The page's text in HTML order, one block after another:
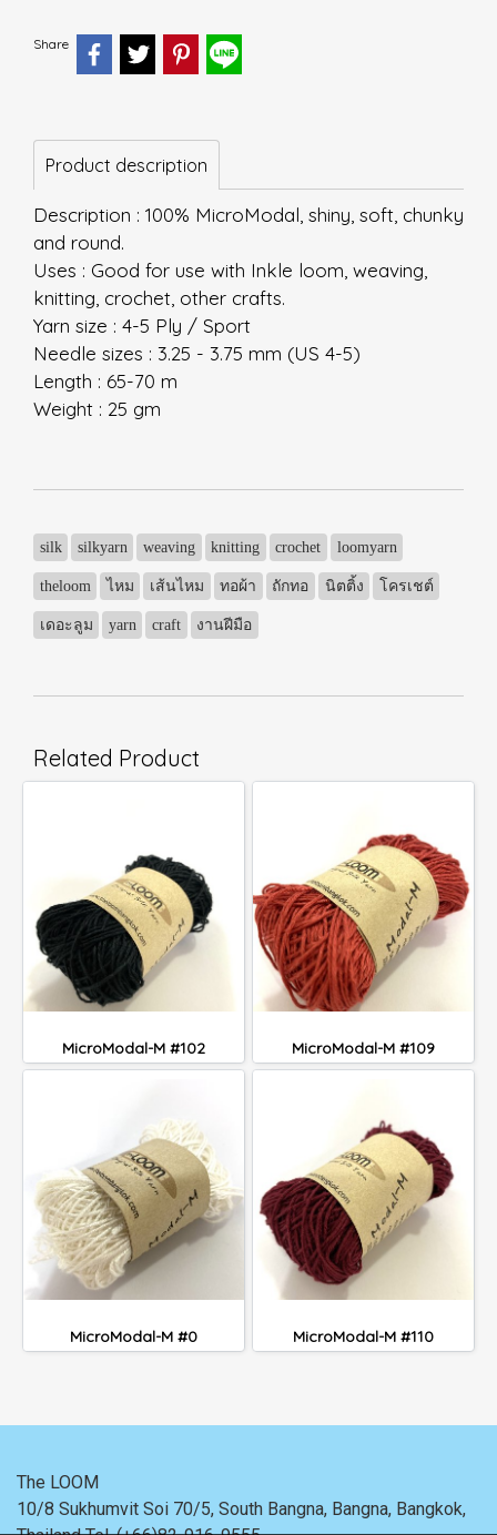
Share
Product description
Description : 100% MicroModal, shiny, soft, chunky
and round.
Uses : Good for use with Inkle loom, weaving,
knitting, crochet, other crafts.
Yarn size : 4-5 Ply / Sport
Needle sizes : 3.25 - 3.75 mm (US 4-5)
Length : 65-70 m
Weight : 25 gm
silk silkyarn weaving knitting crochet loomyarn
theloom ไหม เส้นไหม ทอผ้า ถักทอ นิตติ้ง โครเชต์
เดอะลูม yarn craft งานฝีมือ
Related Product
MicroModal-M #102 MicroModal-M #109
MicroModal-M #0 MicroModal-M #110
The LOOM
10/8 Sukhumvit Soi 70/5, South Bangna, Bangna, Bangkok,